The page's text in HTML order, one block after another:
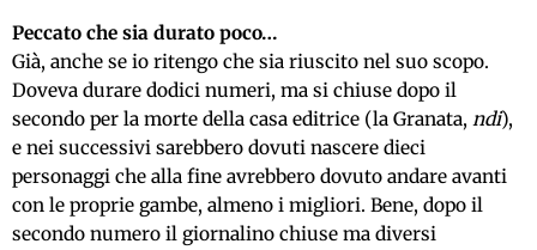
Peccato che sia durato poco…
Già, anche se io ritengo che sia riuscito nel suo scopo.
Doveva durare dodici numeri, ma si chiuse dopo il
secondo per la morte della casa editrice (la Granata, ndi),
e nei successivi sarebbero dovuti nascere dieci
personaggi che alla fine avrebbero dovuto andare avanti
con le proprie gambe, almeno i migliori. Bene, dopo il
secondo numero il giornalino chiuse ma diversi